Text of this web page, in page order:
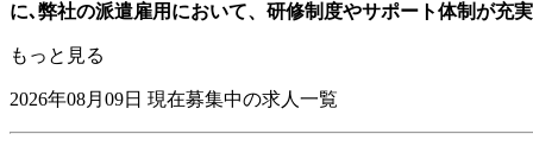
に､弊社の派遣雇用において、研修制度やサポート体制が充
もっと見る
2026年08月09日 現在募集中の求人一覧